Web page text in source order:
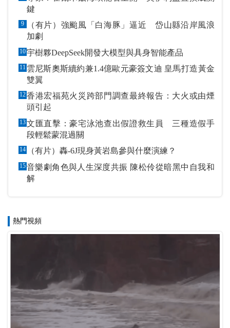
鍵
9
（有片）強颱風「白海豚」逼近 岱山縣沿岸風浪
加劇
10宇樹夥DeepSeek開發大模型與具身智能產品
11 雲尼斯奧斯續約兼1.4億歐元豪簽文迪 皇馬打造黃金
雙翼
12香港宏福苑火災跨部門調查最終報告：大火或由煙
頭引起
13文匯直擊：豪宅泳池查出假證救生員 三種造假手
段輕鬆蒙混過關
14 （有片）轟-6J現身黃岩島參與什麼演練？
15音樂劇角色與人生深度共振 陳松伶從暗黑中自我和
解
熱門視頻